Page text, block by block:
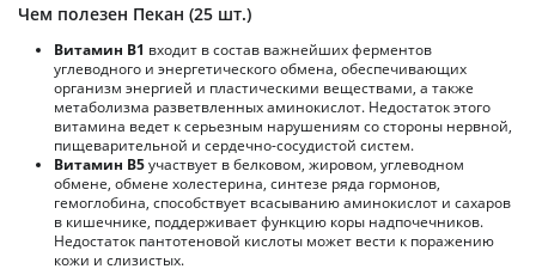
Чем полезен Пекан (25 шт.)
Витамин В1 входит в состав важнейших ферментов
углеводного и энергетического обмена, обеспечивающих
организм энергией и пластическими веществами, а также
метаболизма разветвленных аминокислот. Недостаток этого
витамина ведет к серьезным нарушениям со стороны нервной,
пищеварительной и сердечно-сосудистой систем.
Витамин В5участвует в белковом, жировом, углеводном
обмене, обмене холестерина, синтезе ряда гормонов,
гемоглобина, способствует всасыванию аминокислот и сахаров
в кишечнике, поддерживает функцию коры надпочечников.
Недостаток пантотеновой кислоты может вести к поражению
кожи и слизистых.